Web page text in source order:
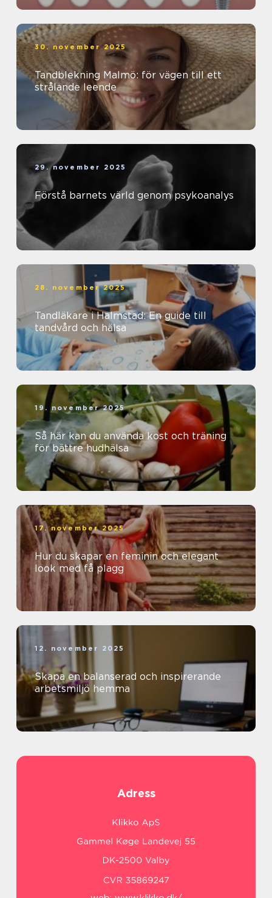
30. november 2025
Tandblekning Malmö: för vägen till ett
strålande leende
29. november 2025
Förstå barnets värld genom psykoanalys
28. november 2025
Tandläkare i Halmstad: En guide till
tandvård och hälsa
19. november 2025
Så här kan du använda kost och träning
för bättre hudhälsa
17. november 2025
Hur du skapar en feminin och elegant
look med få plagg
12. november 2025
Skapa en balanserad och inspirerande
arbetsmiljö hemma
Adress